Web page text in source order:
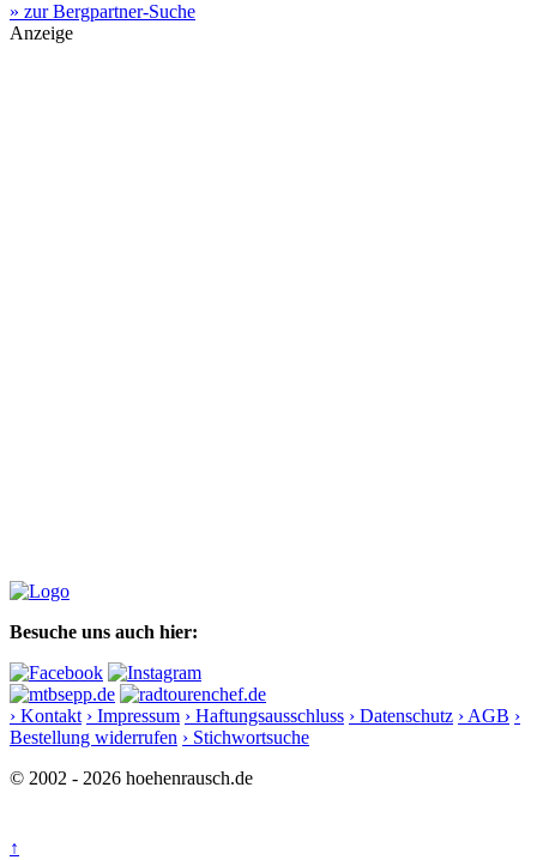
» zur Bergpartner-Suche
Anzeige
Besuche uns auch hier:
› Kontakt › Impressum › Haftungsausschluss › Datenschutz › AGB ›
Bestellung widerrufen › Stichwortsuche
© 2002 - 2026 hoehenrausch.de
↑